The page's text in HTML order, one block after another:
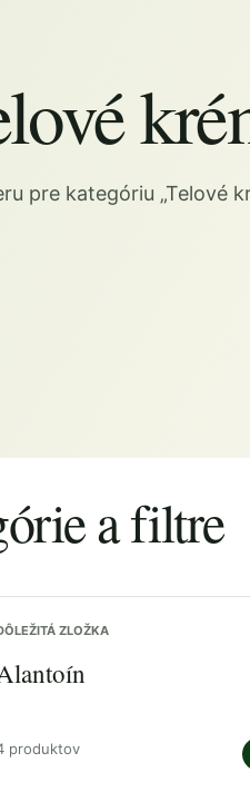
pre kategóriu „Telové
a filtre
ZLOŽKA
produktov